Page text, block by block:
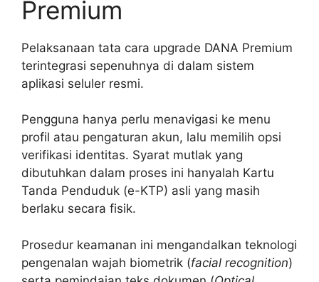
Premium
Pelaksanaan tata cara upgrade DANA Premium
terintegrasi sepenuhnya di dalam sistem
aplikasi seluler resmi.
Pengguna hanya perlu menavigasi ke menu
profil atau pengaturan akun, lalu memilih opsi
verifikasi identitas. Syarat mutlak yang
dibutuhkan dalam proses ini hanyalah Kartu
Tanda Penduduk (e-KTP) asli yang masih
berlaku secara fisik.
Prosedur keamanan ini mengandalkan teknologi
pengenalan wajah biometrik (facial recognition)